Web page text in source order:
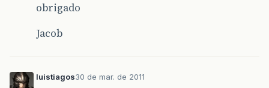
obrigado
Jacob
luistiagos30 de mar. de 2011